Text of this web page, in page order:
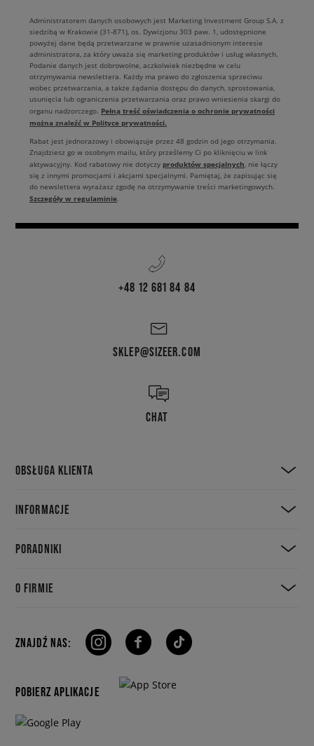
Administratorem danych osobowych jest Marketing Investment Group S.A. z
siedzibą w Krakowie (31-871), os. Dywizjonu 303 paw. 1, udostępnione
powyżej dane będą przetwarzane w prawnie uzasadnionym interesie
administratora, za który uważa się marketing produktów i usług własnych.
Podanie danych jest dobrowolne, aczkolwiek niezbędne w celu
otrzymywania newslettera. Każdy ma prawo do zgłoszenia sprzeciwu
wobec przetwarzania, a także żądania dostępu do danych, sprostowania,
usunięcia lub ograniczenia przetwarzania oraz prawo wniesienia skargi do
organu nadzorczego. Pełną treść oświadczenia o ochronie prywatności
można znaleźć w Polityce prywatności.
Rabat jest jednorazowy i obowiązuje przez 48 godzin od jego otrzymania.
Znajdziesz go w osobnym mailu, który prześlemy Ci po kliknięciu w link
aktywacyjny. Kod rabatowy nie dotyczy produktów specjalnych, nie łączy
się z innymi promocjami i akcjami specjalnymi. Pamiętaj, że zapisując się
do newslettera wyrażasz zgodę na otrzymywanie treści marketingowych.
Szczegóły w regulaminie.
+48 12 681 84 84
SKLEP@SIZEER.COM
CHAT
OBSŁUGA KLIENTA
INFORMACJE
PORADNIKI
O FIRMIE
ZNAJDŹ NAS:
POBIERZ APLIKACJE